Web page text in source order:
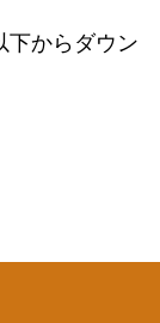
下からダウン